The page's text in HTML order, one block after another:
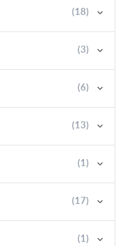
(18)
(3)
(6)
(13)
(1)
(17)
(1)